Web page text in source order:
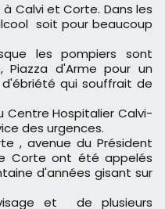
soit pour beaucoup
les pompiers sont
Piazza d'Arme pour un
qui souffrait de
Centre Hospitalier Calvi-
des urgences.
, avenue du Président
Corte ont été appelés
d'années gisant sur
et de plusieurs